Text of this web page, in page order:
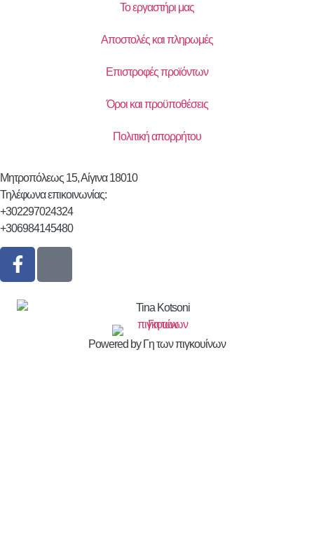
Το εργαστήρι μας
Αποστολές και πληρωμές
Επιστροφές προϊόντων
Όροι και προϋποθέσεις
Πολιτική απορρήτου
Μητροπόλεως 15, Αίγινα 18010
Τηλέφωνα επικοινωνίας:
+302297024324
+306984145480
Powered by Γη των πιγκουίνων